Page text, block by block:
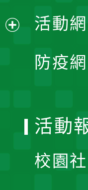
單
選
開
活動
防疫
活動
校園